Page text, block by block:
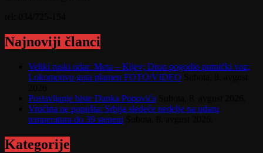
Najnoviji članci
Veliki ruski udar: Meta – Kijev; Dron pogodio putnički voz;
Lokomotivu guta plamen FOTO/VIDEO
Postavljanje biste Danka Popovića
Vrućina ne popušta: Srbija sledeće nedelje na udaru
temperatura do 39 stepeni
Kategorije